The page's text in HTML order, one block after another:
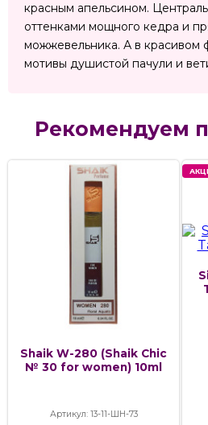
красным апельсином.
оттенками мощного кедра и
можжевельника. А в красивом
мотивы душистой пачули и
Рекомендуем
Shaik W-280 (Shaik Chic
№ 30 for women) 10ml
Артикул: 13-11-ШН-73